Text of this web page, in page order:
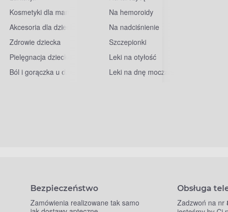
Kosmetyki dla mam
Akcesoria dla dzieci
Zdrowie dziecka
Pielęgnacja dziecka
Ból i gorączka u dzieci
Na hemoroidy
Na nadciśnienie
Szczepionki
Leki na otyłość
Leki na dnę moczanową
Bezpieczeństwo
Zamówienia realizowane tak samo
Obsługa
Zadzwoń na nr